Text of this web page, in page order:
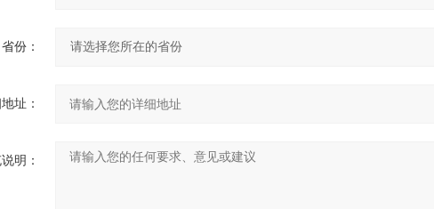
省份：
址：
明：